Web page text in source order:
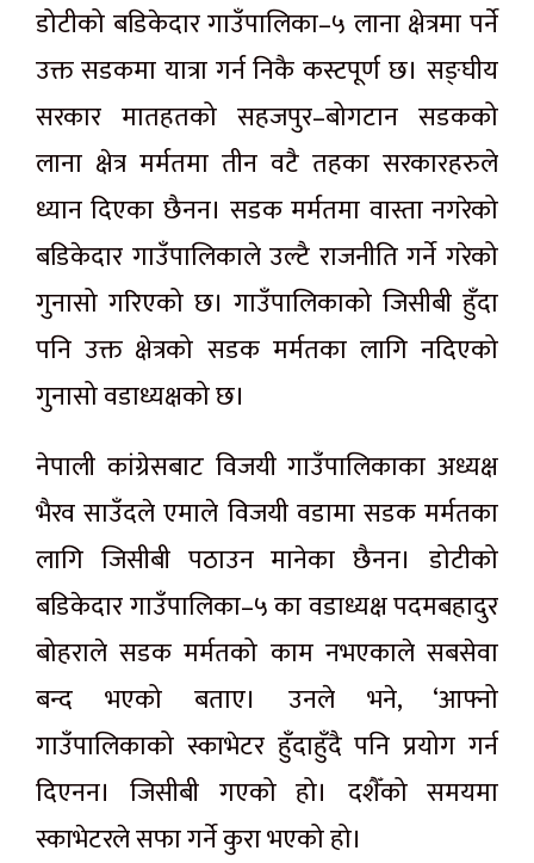
डोटीको बडिकेदार गाउँपालिका–५ लाना क्षेत्रमा पर्ने
उक्त सडकमा यात्रा गर्न निकै कस्टपूर्ण छ। सङ्घीय
सरकार मातहतको सहजपुर–बोगटान सडकको
लाना क्षेत्र मर्मतमा तीन वटै तहका सरकारहरुले
ध्यान दिएका छैनन। सडक मर्मतमा वास्ता नगरेको
बडिकेदार गाउँपालिकाले उल्टै राजनीति गर्ने गरेको
गुनासो गरिएको छ। गाउँपालिकाको जिसीबी हुँदा
पनि उक्त क्षेत्रको सडक मर्मतका लागि नदिएको
गुनासो वडाध्यक्षको छ।
नेपाली कांग्रेसबाट विजयी गाउँपालिकाका अध्यक्ष
भैरव साउँदले एमाले विजयी वडामा सडक मर्मतका
लागि जिसीबी पठाउन मानेका छैनन। डोटीको
बडिकेदार गाउँपालिका–५ का वडाध्यक्ष पदमबहादुर
बोहराले सडक मर्मतको काम नभएकाले सबसेवा
बन्द भएको बताए। उनले भने, ‘आफ्नो
गाउँपालिकाको स्काभेटर हुँदाहुँदै पनि प्रयोग गर्न
दिएनन। जिसीबी गएको हो। दशैँको समयमा
स्काभेटरले सफा गर्ने कुरा भएको हो।